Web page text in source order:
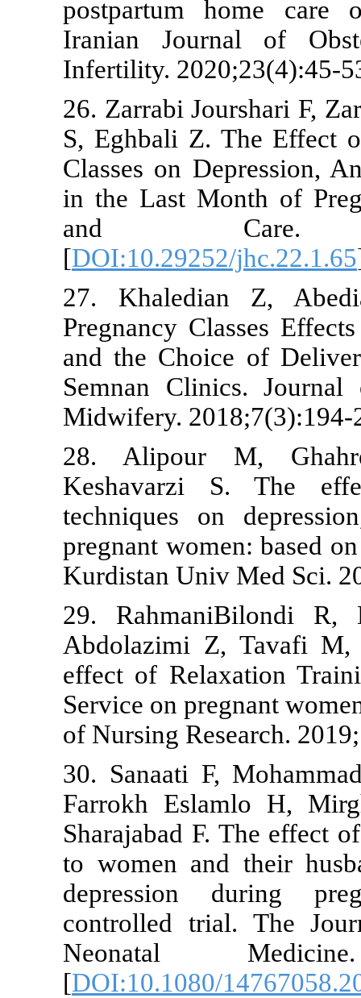
postpartum
Iranian
Infertility.
26. Zarrabi
S, Eghbali
Classes on
in the Last
and
[
27.
Pregnancy
and the
Semnan
Midwifery.
28.
techniques
pregnant
Kurdistan
29.
Abdolazimi
effect of
Service on
of Nursing
30. Sanaati
Farrokh
Sharajabad
to women
controlled
[